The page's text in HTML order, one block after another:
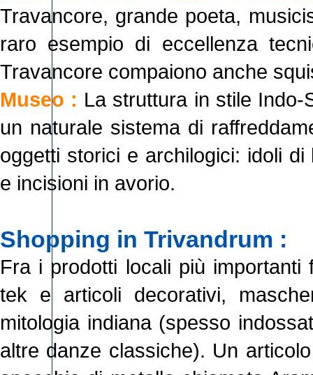
Travancore, grande poeta,
raro esempio di eccellenza
Travancore compaiono anche
Museo : La struttura in stile
un naturale sistema di
oggetti storici e archilogici: idoli
e incisioni in avorio.
Shopping in Trivandrum :
Fra i prodotti locali più
tek e articoli decorativi,
mitologia indiana (spesso
altre danze classiche). Un